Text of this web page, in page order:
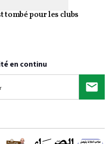
tombé pour les clubs
en continu